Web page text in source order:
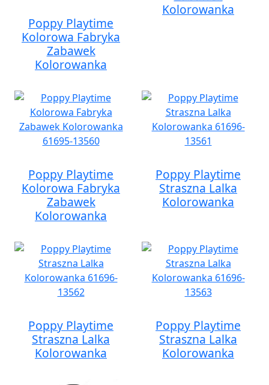
Poppy Playtime
Kolorowa Fabryka
Zabawek
Kolorowanka
Kolorowanka
Poppy Playtime
Kolorowa Fabryka
Zabawek
Kolorowanka
Poppy Playtime
Straszna Lalka
Kolorowanka
Poppy Playtime
Straszna Lalka
Kolorowanka
Poppy Playtime
Straszna Lalka
Kolorowanka